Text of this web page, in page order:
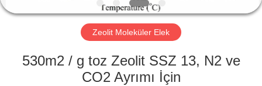
TURU
KALITE
KONTROL
Zeolit ​​Moleküler Elek
530m2 / g toz Zeolit ​​SSZ 13, N2 ve
CO2 Ayrımı İçin